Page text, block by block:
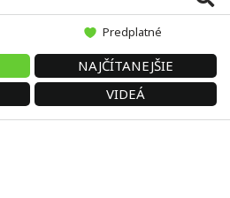
Predplatné
NAJČÍTANEJŠIE
VIDEÁ